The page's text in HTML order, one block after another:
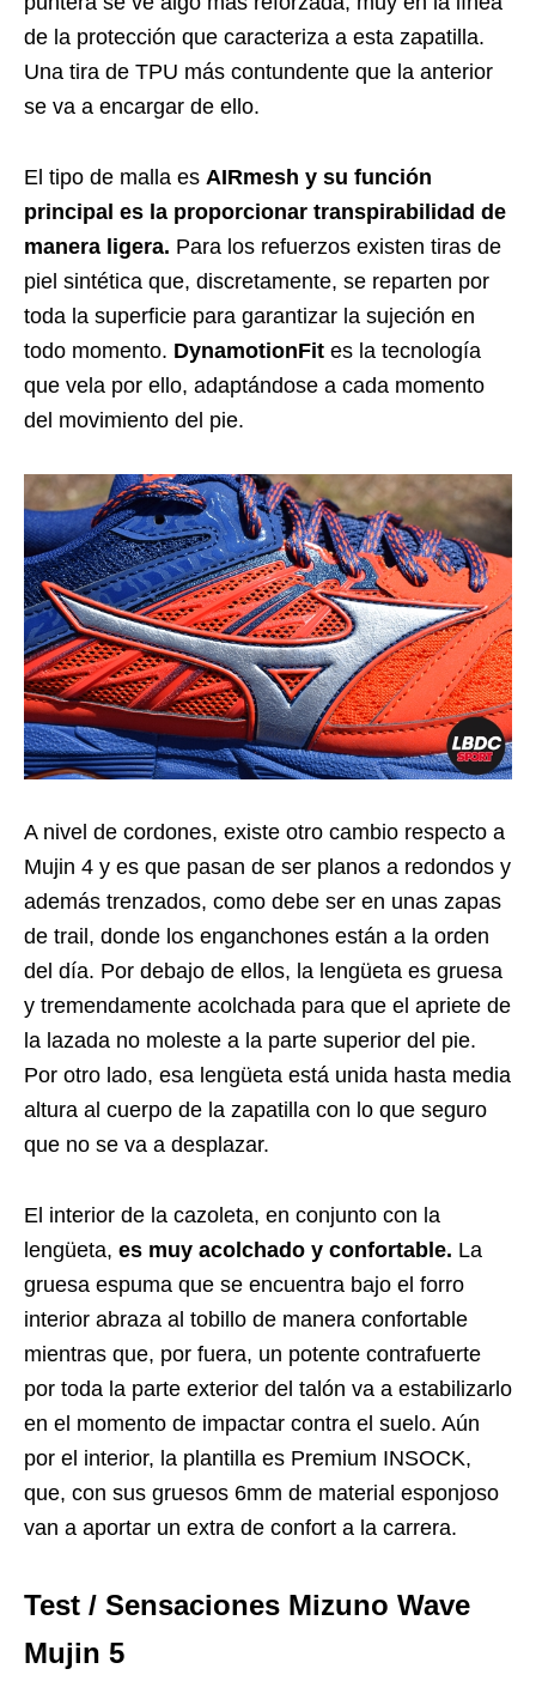
de la protección que caracteriza a esta zapatilla.
Una tira de TPU más contundente que la anterior
se va a encargar de ello.
El tipo de malla es AIRmesh y su función
principal es la proporcionar transpirabilidad de
manera ligera. Para los refuerzos existen tiras de
piel sintética que, discretamente, se reparten por
toda la superficie para garantizar la sujeción en
todo momento. DynamotionFit es la tecnología
que vela por ello, adaptándose a cada momento
del movimiento del pie.
A nivel de cordones, existe otro cambio respecto a
Mujin 4 y es que pasan de ser planos a redondos y
además trenzados, como debe ser en unas zapas
de trail, donde los enganchones están a la orden
del día. Por debajo de ellos, la lengüeta es gruesa
y tremendamente acolchada para que el apriete de
la lazada no moleste a la parte superior del pie.
Por otro lado, esa lengüeta está unida hasta media
altura al cuerpo de la zapatilla con lo que seguro
que no se va a desplazar.
El interior de la cazoleta, en conjunto con la
lengüeta, es muy acolchado y confortable. La
gruesa espuma que se encuentra bajo el forro
interior abraza al tobillo de manera confortable
mientras que, por fuera, un potente contrafuerte
por toda la parte exterior del talón va a estabilizarlo
en el momento de impactar contra el suelo. Aún
por el interior, la plantilla es Premium INSOCK,
que, con sus gruesos 6mm de material esponjoso
van a aportar un extra de confort a la carrera.
Test / Sensaciones Mizuno Wave
Mujin 5